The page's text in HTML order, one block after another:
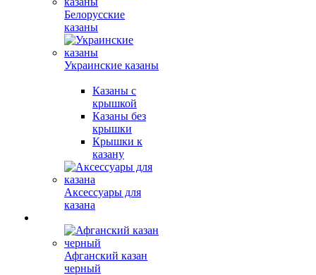
Белорусские
казаны
Украинские казаны
Казаны с
крышкой
Казаны без
крышки
Крышки к
казану
Аксессуары для
казана
Афганский казан
черный